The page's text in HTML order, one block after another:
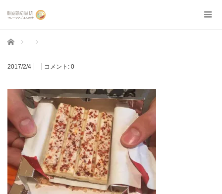
ホーム
2017/2/4 コメント: 0